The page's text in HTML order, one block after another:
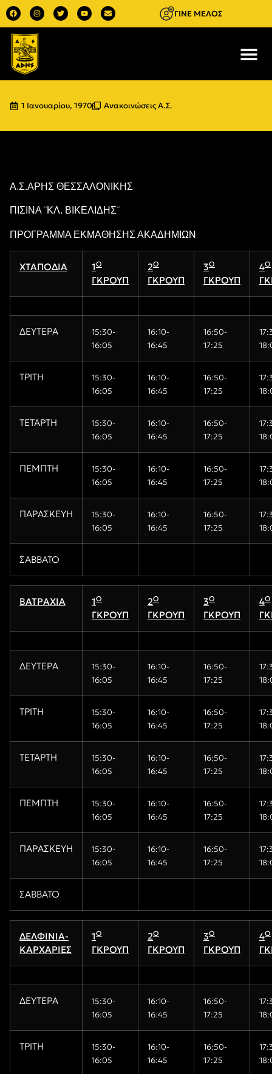
ΓΙΝΕ ΜΕΛΟΣ
1 Ιανουαρίου, 1970 Ανακοινώσεις Α.Σ.
Α.Σ.ΑΡΗΣ ΘΕΣΣΑΛΟΝΙΚΗΣ
ΠΙΣΙΝΑ ¨ΚΛ. ΒΙΚΕΛΙΔΗΣ¨
ΠΡΟΓΡΑΜΜΑ ΕΚΜΑΘΗΣΗΣ ΑΚΑΔΗΜΙΩΝ
ΧΤΑΠΟΔΙΑ 1Ο
ΓΚΡΟΥΠ
2Ο
ΓΚΡΟΥΠ
3Ο
ΓΚΡΟΥΠ
4Ο
ΔΕΥΤΕΡΑ 15:30-
16:05
16:10-
16:45
16:50-
17:25
ΤΡΙΤΗ 15:30-
16:05
16:10-
16:45
16:50-
17:25
ΤΕΤΑΡΤΗ 15:30-
16:05
16:10-
16:45
16:50-
17:25
ΠΕΜΠΤΗ 15:30-
16:05
16:10-
16:45
16:50-
17:25
ΠΑΡΑΣΚΕΥΗ 15:30-
16:05
16:10-
16:45
16:50-
17:25
ΣΑΒΒΑΤΟ
ΒΑΤΡΑΧΙΑ 1Ο
ΓΚΡΟΥΠ
2Ο
ΓΚΡΟΥΠ
3Ο
ΓΚΡΟΥΠ
4Ο
ΔΕΥΤΕΡΑ 15:30-
16:05
16:10-
16:45
16:50-
17:25
ΤΡΙΤΗ 15:30-
16:05
16:10-
16:45
16:50-
17:25
ΤΕΤΑΡΤΗ 15:30-
16:05
16:10-
16:45
16:50-
17:25
ΠΕΜΠΤΗ 15:30-
16:05
16:10-
16:45
16:50-
17:25
ΠΑΡΑΣΚΕΥΗ 15:30-
16:05
16:10-
16:45
16:50-
17:25
ΣΑΒΒΑΤΟ
ΔΕΛΦΙΝΙΑ-
ΚΑΡΧΑΡΙΕΣ
1Ο
ΓΚΡΟΥΠ
2Ο
ΓΚΡΟΥΠ
3Ο
ΓΚΡΟΥΠ
4Ο
ΔΕΥΤΕΡΑ 15:30-
16:05
16:10-
16:45
16:50-
17:25
ΤΡΙΤΗ 15:30-
16:05
16:10-
16:45
16:50-
17:25